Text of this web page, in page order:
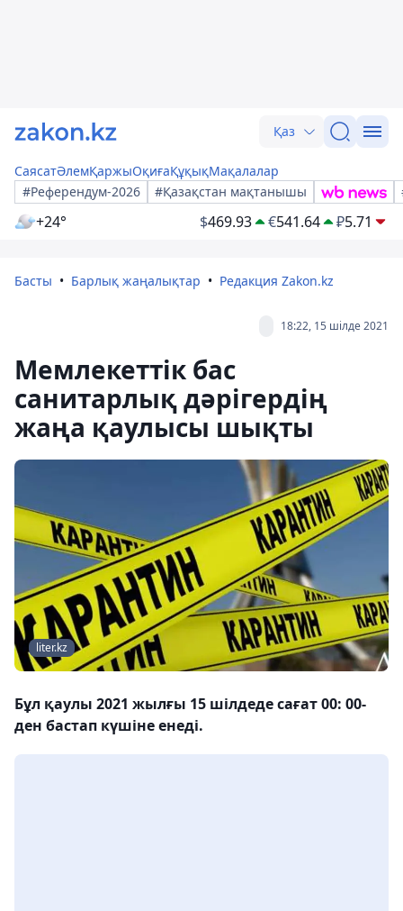
Қаз
СаясатӘлемҚаржыОқиғаҚұқықМақалалар
#Референдум-2026
#Қазақстан мақтанышы
+24° $469.93 €541.64 ₽5.71
Басты Барлық жаңалықтар Редакция Zakon.kz
18:22, 15 шілде 2021
Мемлекеттік бас
санитарлық дәрігердің
жаңа қаулысы шықты
liter.kz
Бұл қаулы 2021 жылғы 15 шілдеде сағат 00: 00-
ден бастап күшіне енеді.